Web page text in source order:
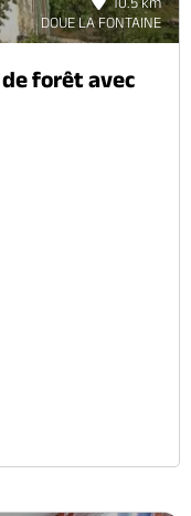
DOUE LA FONTAINE
forêt avec